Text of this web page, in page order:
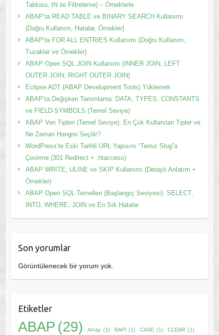
Tablosu, IN ile Filtreleme) – Örneklerle
ABAP’ta READ TABLE ve BINARY SEARCH Kullanımı
(Doğru Kullanım, Hatalar, Örnekler)
ABAP’ta FOR ALL ENTRIES Kullanımı (Doğru Kullanım,
Tuzaklar ve Örnekler)
ABAP Open SQL JOIN Kullanımı (INNER JOIN, LEFT
OUTER JOIN, RIGHT OUTER JOIN)
Eclipse ADT (ABAP Development Tools) Yüklemek
ABAP’ta Değişken Tanımlama: DATA, TYPES, CONSTANTS
ve FIELD-SYMBOLS (Temel Seviye)
ABAP Veri Tipleri (Temel Seviye): En Çok Kullanılan Tipler ve
Ne Zaman Hangisi Seçilir?
WordPress’te Eski Tarihli URL Yapısını “Temiz Slug”a
Çevirme (301 Redirect + .htaccess)
ABAP WRITE, ULINE ve SKIP Kullanımı (Detaylı Anlatım +
Örnekler)
ABAP Open SQL Temelleri (Başlangıç Seviyesi): SELECT,
INTO, WHERE, JOIN ve En Sık Hatalar
Son yorumlar
Görüntülenecek bir yorum yok.
Etiketler
ABAP (29) Array (1) BAPI (1) CASE (1) CLEAR (1)